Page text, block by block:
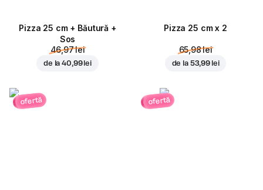
Pizza 25 cm + Băutură +
Sos
46,97 lei
de la40,99 lei
Pizza 25 cm x 2
65,98 lei
de la 53,99 lei
ofertă ofertă